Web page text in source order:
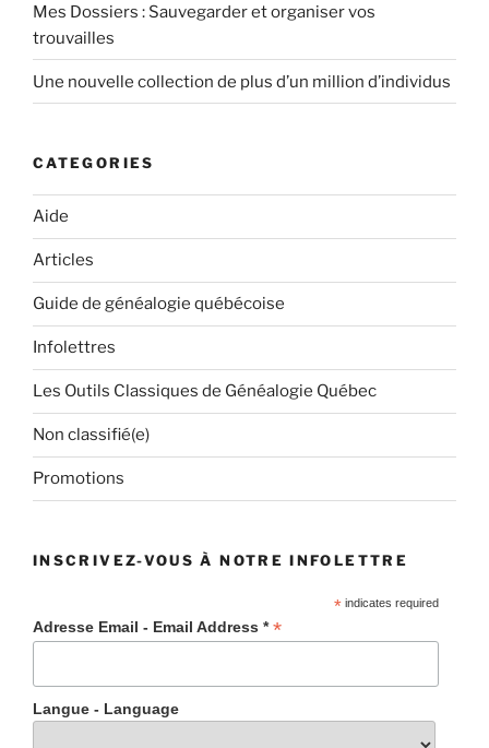
Mes Dossiers : Sauvegarder et organiser vos
trouvailles
Une nouvelle collection de plus d’un million d’individus
CATEGORIES
Aide
Articles
Guide de généalogie québécoise
Infolettres
Les Outils Classiques de Généalogie Québec
Non classifié(e)
Promotions
INSCRIVEZ-VOUS À NOTRE INFOLETTRE
* indicates required
Adresse Email - Email Address **
Langue - Language